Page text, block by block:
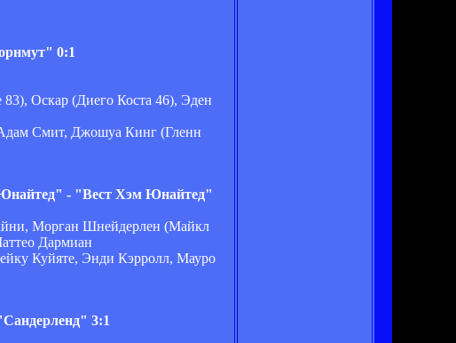
0:1
Оскар (Диего Коста 46), Эден
Смит, Джошуа Кинг (Гленн
- "Вест Хэм Юнайтед"
Морган Шнейдерлен (Майкл
Дармиан
Куйяте, Энди Кэрролл, Мауро
3:1